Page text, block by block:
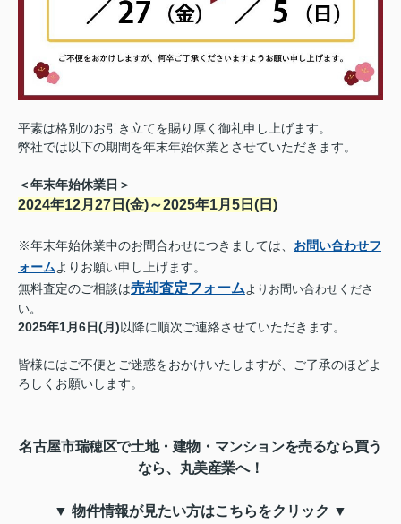
平素は格別のお引き立てを賜り厚く御礼申し上げます。
弊社では以下の期間を年末年始休業とさせていただきます。
＜年末年始休業日＞
2024年12月27日(金)～2025年1月5日(日)
※年末年始休業中のお問合わせにつきましては、 お問い合わせフ
ォームよりお願い申し上げます。
無料査定のご相談は売却査定フォームよりお問い合わせくださ
い。
2025年1月6日(月)以降に順次ご連絡させていただきます。
皆様にはご不便とご迷惑をおかけいたしますが、
ご了承のほどよ
ろしくお願いします。
名古屋市瑞穂区で土地・建物・マンションを売るなら買う
なら、丸美産業へ！
▼ 物件情報が見たい方はこちらをクリック ▼